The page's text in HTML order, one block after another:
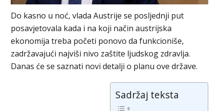
Do kasno u noć, vlada Austrije se posljednji put
posavjetovala kada i na koji način austrijska
ekonomija treba početi ponovo da funkcioniše,
zadržavajući najviši nivo zaštite ljudskog zdravlja.
Danas će se saznati novi detalji o planu ove države.
Sadržaj teksta